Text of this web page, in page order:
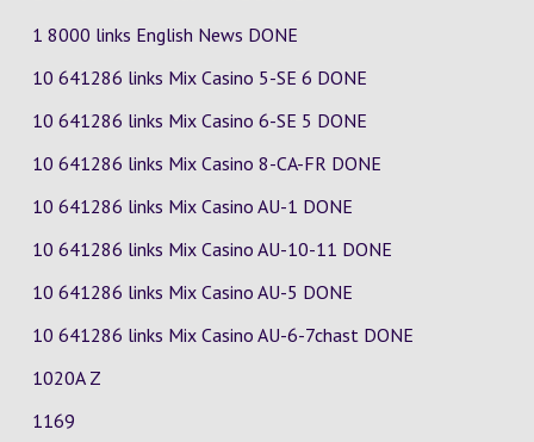
1 8000 links English News DONE
10 641286 links Mix Casino 5-SE 6 DONE
10 641286 links Mix Casino 6-SE 5 DONE
10 641286 links Mix Casino 8-CA-FR DONE
10 641286 links Mix Casino AU-1 DONE
10 641286 links Mix Casino AU-10-11 DONE
10 641286 links Mix Casino AU-5 DONE
10 641286 links Mix Casino AU-6-7chast DONE
1020A Z
1169